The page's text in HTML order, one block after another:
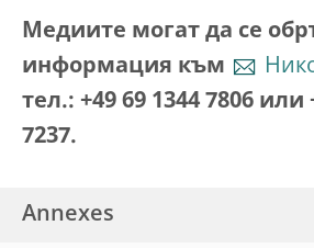
Медиите могат да се
информация към
тел.: +49 69 1344 7806 или
7237.
Annexes